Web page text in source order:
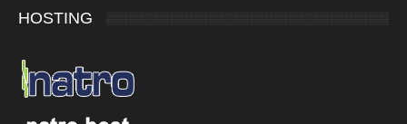
HOSTING